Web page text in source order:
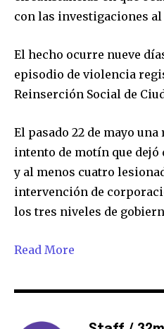
32,111
con las investigaciones
El hecho ocurre nueve
episodio de violencia
Reinserción Social de
El pasado 22 de mayo
intento de motín que
y al menos cuatro
intervención de
los tres niveles de
Read More